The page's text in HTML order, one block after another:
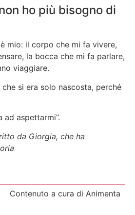
ho più bisogno di
mio: il corpo che mi fa vivere,
la bocca che mi fa parlare,
viaggiare.
che si era solo nascosta, perché
ad aspettarmi”.
da Giorgia, che ha
Contenuto a cura di Animenta